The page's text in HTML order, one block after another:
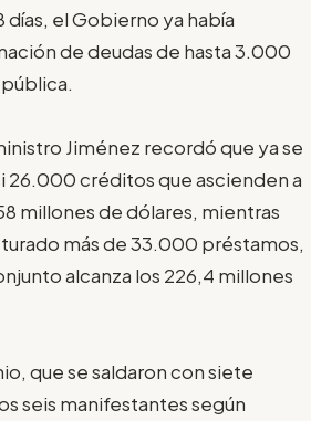
días, el Gobierno ya había
de deudas de hasta 3.000
Jiménez recordó que ya se
26.000 créditos que ascienden a
millones de dólares, mientras
más de 33.000 préstamos,
alcanza los 226,4 millones
que se saldaron con siete
seis manifestantes según